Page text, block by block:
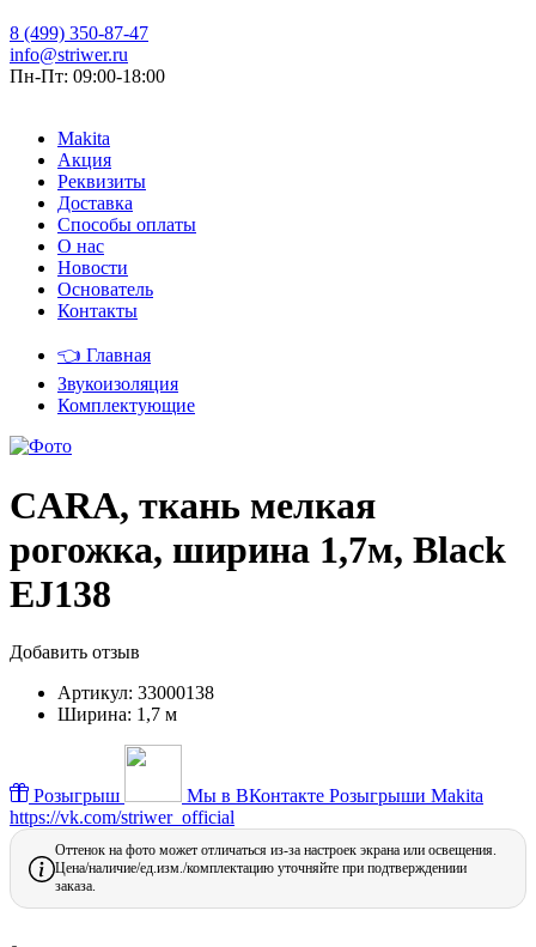
8 (499) 350-87-47
info@striwer.ru
Пн-Пт: 09:00-18:00
Makita
Акция
Реквизиты
Доставка
Способы оплаты
О нас
Новости
Основатель
Контакты
👈 Главная
Звукоизоляция
Комплектующие
CARA, ткань мелкая
рогожка, ширина 1,7м, Black
EJ138
Добавить отзыв
Артикул: 33000138
Ширина: 1,7 м
Розыгрыш Мы в ВКонтакте Розыгрыши Makita
https://vk.com/striwer_official
Оттенок на фото может отличаться из-за настроек экрана или освещения.
Цена/наличие/ед.изм./комплектацию уточняйте при подтверждениии
заказа.